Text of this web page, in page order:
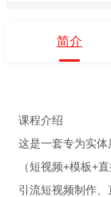
简介
课程介绍
这是一套专为实
（短视频+模板+
引流短视频制作